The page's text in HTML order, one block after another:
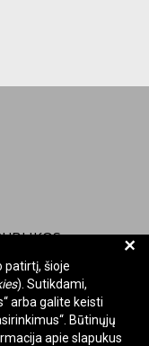
+
patirtį, šioje
). Sutikdami,
arba galite keisti
Būtinųjų
apie slapukus